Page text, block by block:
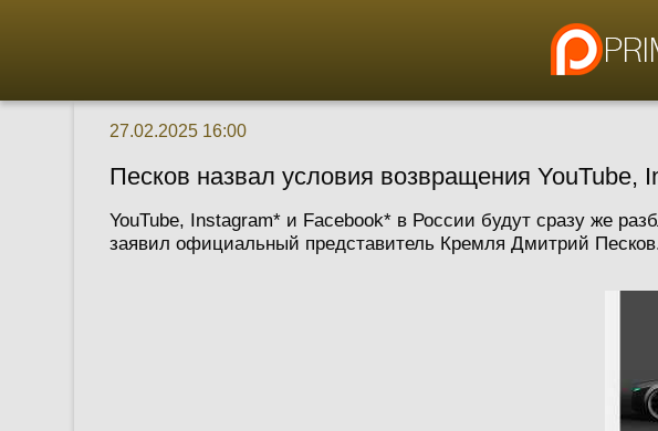
27.02.2025 16:00
Песков назвал условия возвращения YouTube,
YouTube, Instagram* и Facebook* в России будут сразу же
заявил официальный представитель Кремля Дмитрий